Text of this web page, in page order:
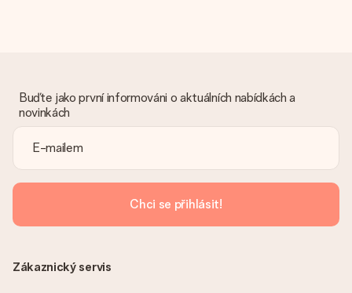
vhodné řešení.
Je faktura odeslána spolu s objednávkou?
vždy v potvrzovacím e-mailu a vždy ji najdete ve svém účtu
MySurprise. To znamená, že můžete dar doručit přímo
příjemci, což je opravdovým překvapením!
Buďte jako první informováni o aktuálních nabídkách a
novinkách
Chci se přihlásit!
Zákaznický servis